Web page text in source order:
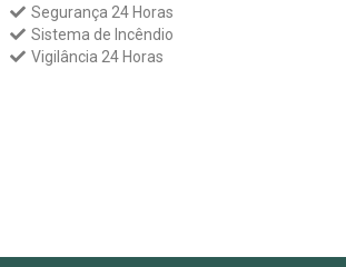
Segurança 24 Horas
Sistema de Incêndio
Vigilância 24 Horas